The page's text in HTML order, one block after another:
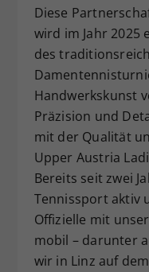
Diese
wird im Jahr
des
Handwerkskunst
Präzision und
mit der Qualität
Upper Austria
Bereits seit zwei
Tennissport aktiv
Offizielle mit
mobil – darunter
wir in Linz auf